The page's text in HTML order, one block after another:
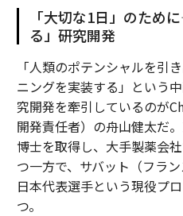
「大切な1日」のため
る」研究開発
「人類のポテンシャルを引
ニングを実装する」という
究開発を牽引しているのが
開発責任者）の舟山健太だ
博士を取得し、大手製薬会
つ一方で、サバット（フラ
日本代表選手という現役プ
つ。